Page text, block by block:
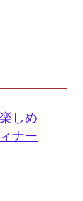
しめ
ナー